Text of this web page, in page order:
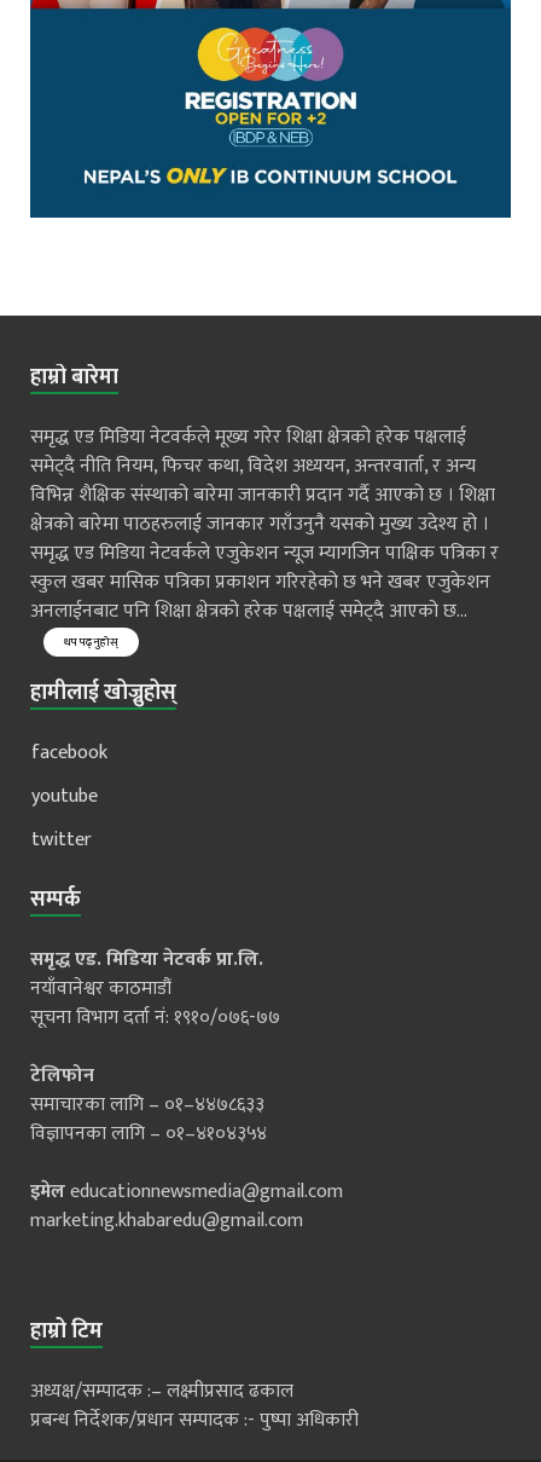
हाम्रो बारेमा
समृद्ध एड मिडिया नेटवर्कले मूख्य गरेर शिक्षा क्षेत्रको हरेक पक्षलाई
समेट्दै नीति नियम, फिचर कथा, विदेश अध्ययन, अन्तरवार्ता, र अन्य
विभिन्न शैक्षिक संस्थाको बारेमा जानकारी प्रदान गर्दै आएको छ । शिक्षा
क्षेत्रको बारेमा पाठहरुलाई जानकार गराँउनुनै यसको मुख्य उदेश्य हो ।
समृद्ध एड मिडिया नेटवर्कले एजुकेशन न्यूज म्यागजिन पाक्षिक पत्रिका र
स्कुल खबर मासिक पत्रिका प्रकाशन गरिरहेको छ भने खबर एजुकेशन
अनलाईनबाट पनि शिक्षा क्षेत्रको हरेक पक्षलाई समेट्दै आएको छ...
थप पढ्नुहोस्
हामीलाई खोज्नुहोस्
facebook
youtube
twitter
सम्पर्क
समृद्ध एड. मिडिया नेटवर्क प्रा.लि.
नयाँवानेश्वर काठमाडौं
सूचना विभाग दर्ता नं: १९१०/०७६-७७
टेलिफोन
समाचारका लागि – ०१–४४७८६३३
विज्ञापनका लागि – ०१–४१०४३५४
इमेलeducationnewsmedia@gmail.com
marketing.khabaredu@gmail.com
हाम्रो टिम
अध्यक्ष/सम्पादक :– लक्ष्मीप्रसाद ढकाल
प्रबन्ध निर्देशक/प्रधान सम्पादक :- पुष्पा अधिकारी